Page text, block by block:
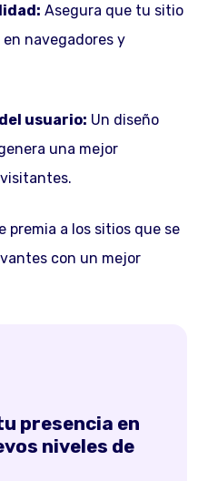
Asegura que tu sitio
navegadores y
usuario: Un diseño
una mejor
premia a los sitios que se
con un mejor
presencia en
niveles de